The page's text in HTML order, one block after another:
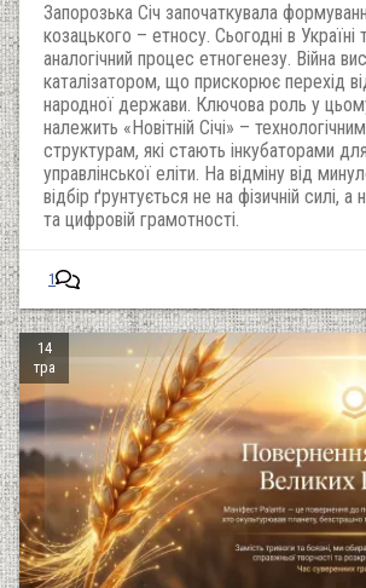
Запорозька Січ започаткувала
козацького – етносу. Сьогодні в Україні
аналогічний процес етногенезу. Війна
каталізатором, що прискорює перехід
народної держави. Ключова роль у
належить «Новітній Січі» –
структурам, які стають інкубаторами
управлінської еліти. На відміну від
відбір ґрунтується не на фізичній силі, а
та цифровій грамотності.
1
14
тра